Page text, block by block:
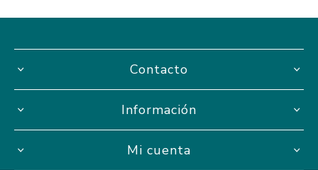
Contacto
Información
Mi cuenta